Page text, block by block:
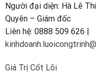
Người đại diện: Hà Lê
Quyên – Giám đốc
Liên hệ: 0888 509 626 |
Giá Trị Cốt Lõi